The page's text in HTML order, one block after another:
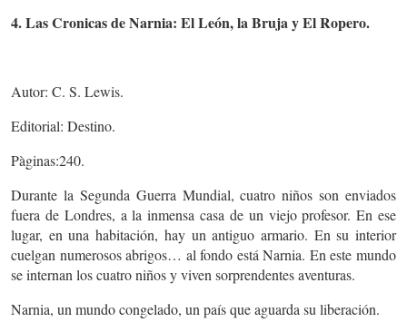
4. Las Cronicas de Narnia: El León, la Bruja y El Ropero.
Autor: C. S. Lewis.
Editorial: Destino.
Pàginas:240.
Durante la Segunda Guerra Mundial, cuatro niños son enviados
fuera de Londres, a la inmensa casa de un viejo profesor. En ese
lugar, en una habitación, hay un antiguo armario. En su interior
cuelgan numerosos abrigos… al fondo está Narnia. En este mundo
se internan los cuatro niños y viven sorprendentes aventuras.
Narnia, un mundo congelado, un país que aguarda su liberación.